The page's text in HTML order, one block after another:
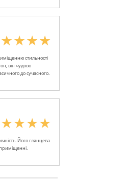
стильності
він чудово
до сучасного.
Його глянцева